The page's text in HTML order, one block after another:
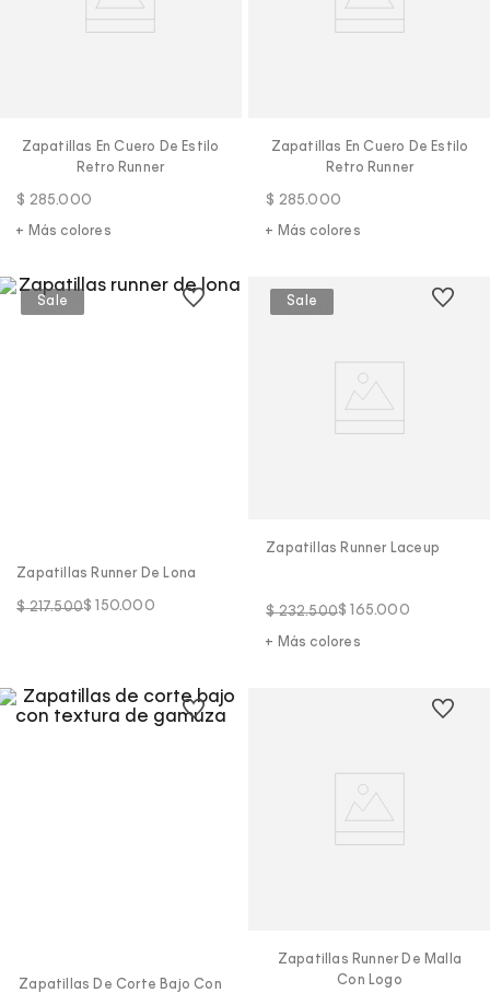
Zapatillas En Cuero De Estilo
Retro Runner
$ 285.000
+ Más colores
Zapatillas En Cuero De Estilo
Retro Runner
$ 285.000
+ Más colores
Zapatillas Runner De Lona
$ 217.500$ 150.000
Zapatillas Runner Laceup
$ 232.500$ 165.000
+ Más colores
Zapatillas De Corte Bajo Con
Zapatillas Runner De Malla
Con Logo